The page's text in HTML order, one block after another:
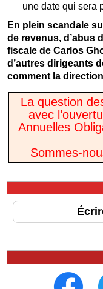
une date qui sera
En plein scandale
de revenus, d’abus
fiscale de Carlos
d’autres dirigeants
comment la
La question
avec
Annuelles
Sommes-